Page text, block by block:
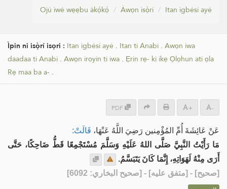
Ojú ìwé wẹẹbu àkọ́kọ́ Àwọn ìsọ̀rí Itan ìgbésí ayé
Ìpin ni isọ̀rí isọri : Itan ìgbésí ayé . Itan ti Anabi . Awọn iwa
daadaa ti Anabi . ‏Awọn iroyin ti iwa . Ẹrin rẹ- ki ikẹ Ọlọhun ati ọla
Rẹ maa ba a- .
PDF + -
عَنْ عَائِشَةَ أُمِّ المُؤْمِنين رَضِيَ اللَّهُ عَنْهَا، قَالَتْ:
مَا رَأَيْتُ النَّبِيَّ صَلَّى اللهُ عَلَيْهِ وَسَلَّمَ مُسْتَجْمِعًا قَطُّ ضَاحِكًا، حَتَّى
أَرَى مِنْهُ لَهَوَاتِهِ، إِنَّمَا كَانَ يَتَبَسَّمُ.
[صحيح] - [متفق عليه] - [صحيح البخاري: 6092]